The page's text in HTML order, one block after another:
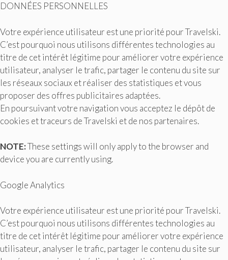
DONNÉES PERSONNELLES
Votre expérience utilisateur est une priorité pour Travelski.
C’est pourquoi nous utilisons différentes technologies au
titre de cet intérêt légitime pour améliorer votre expérience
utilisateur, analyser le trafic, partager le contenu du site sur
les réseaux sociaux et réaliser des statistiques et vous
proposer des offres publicitaires adaptées.
En poursuivant votre navigation vous acceptez le dépôt de
cookies et traceurs de Travelski et de nos partenaires.
NOTE:These settings will only apply to the browser and
device you are currently using.
Google Analytics
Votre expérience utilisateur est une priorité pour Travelski.
C’est pourquoi nous utilisons différentes technologies au
titre de cet intérêt légitime pour améliorer votre expérience
utilisateur, analyser le trafic, partager le contenu du site sur